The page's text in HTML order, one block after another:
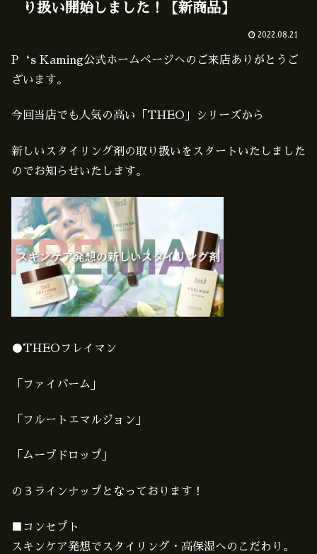
り扱い開始しました！【新商品】
2022.08.21
P‘s Kaming公式ホームページへのご来店ありがとうご
ざいます。
今回当店でも人気の高い「THEO」シリーズから
新しいスタイリング剤の取り扱いをスタートいたしました
のでお知らせいたします。
●THEOフレイマン
「ファイバーム」
「フルートエマルジョン」
「ムーブドロップ」
の３ラインナップとなっております！
■コンセプト
スキンケア発想でスタイリング・高保湿へのこだわり。